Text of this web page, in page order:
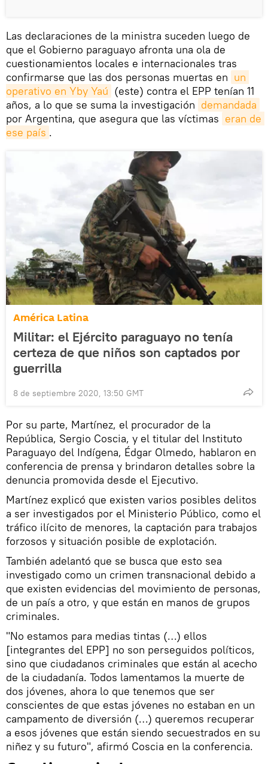
Las declaraciones de la ministra suceden luego de
que el Gobierno paraguayo afronta una ola de
cuestionamientos locales e internacionales tras
confirmarse que las dos personas muertas en un
operativo en Yby Yaú (este) contra el EPP tenían 11
años, a lo que se suma la investigación demandada
por Argentina, que asegura que las víctimas eran de
ese país .
América Latina
Militar: el Ejército paraguayo no tenía
certeza de que niños son captados por
guerrilla
8 de septiembre 2020, 13:50 GMT
Por su parte, Martínez, el procurador de la
República, Sergio Coscia, y el titular del Instituto
Paraguayo del Indígena, Édgar Olmedo, hablaron en
conferencia de prensa y brindaron detalles sobre la
denuncia promovida desde el Ejecutivo.
Martínez explicó que existen varios posibles delitos
a ser investigados por el Ministerio Público, como el
tráfico ilícito de menores, la captación para trabajos
forzosos y situación posible de explotación.
También adelantó que se busca que esto sea
investigado como un crimen transnacional debido a
que existen evidencias del movimiento de personas,
de un país a otro, y que están en manos de grupos
criminales.
"No estamos para medias tintas (…) ellos
[integrantes del EPP] no son perseguidos políticos,
sino que ciudadanos criminales que están al acecho
de la ciudadanía. Todos lamentamos la muerte de
dos jóvenes, ahora lo que tenemos que ser
conscientes de que estas jóvenes no estaban en un
campamento de diversión (…) queremos recuperar
a esos jóvenes que están siendo secuestrados en su
niñez y su futuro", afirmó Coscia en la conferencia.